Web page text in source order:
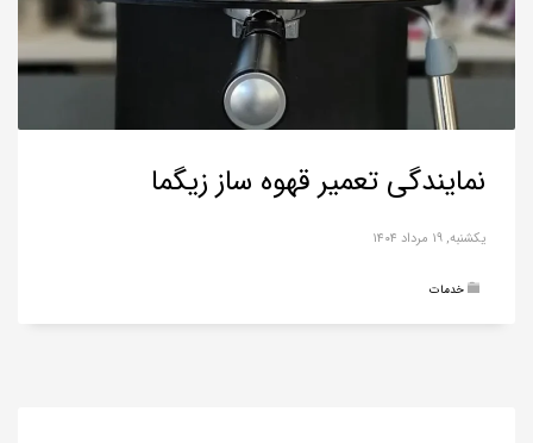
نمایندگی تعمیر قهوه ساز زیگما
یکشنبه, ۱۹ مرداد ۱۴۰۴
خدمات